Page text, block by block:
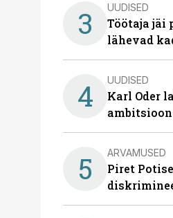
3 UUDISED
Töötaja jäi
lähevad
4 UUDISED
Karl Oder
ambitsioon
5 ARVAMUSED
Piret